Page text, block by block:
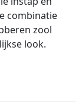
combinatie
zool
look.